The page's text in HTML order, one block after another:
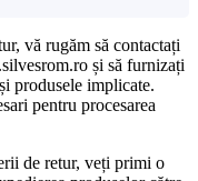
vă rugăm să contactați
și să furnizați
produsele implicate.
pentru procesarea
de retur, veți primi o